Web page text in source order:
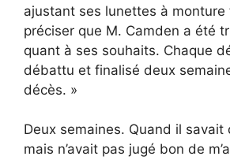
ajustant ses lunettes à monture
préciser que M. Camden a été
quant à ses souhaits. Chaque
débattu et finalisé deux
décès. »
Deux semaines. Quand il savait
mais n’avait pas jugé bon de